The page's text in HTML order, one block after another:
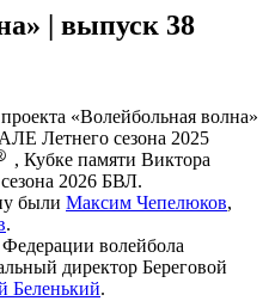
| выпуск 38
«Волейбольная волна»
Летнего сезона 2025
, Кубке памяти Виктора
2026 БВЛ.
были Максим Чепелюков,
.
Федерации волейбола
директор Береговой
Беленький.